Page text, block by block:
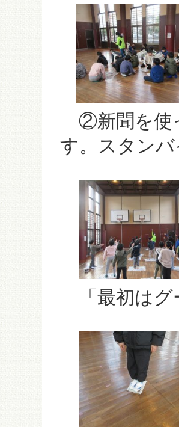
②新聞を使
す。スタン
「最初はグ